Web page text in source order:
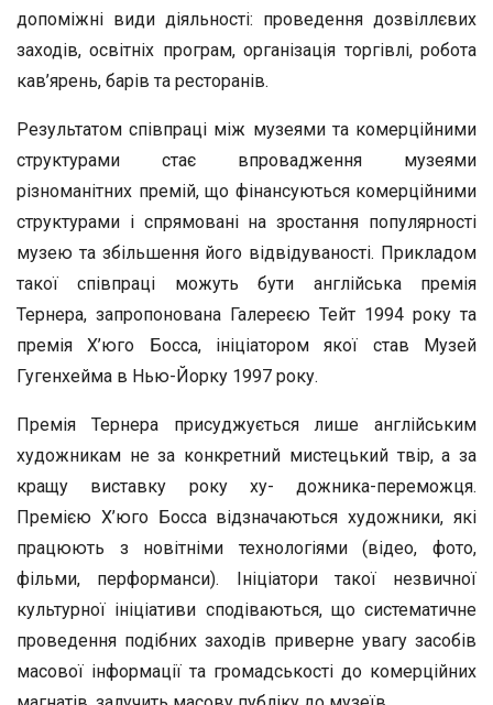
допоміжні види діяльності: проведення дозвіллєвих
заходів, освітніх програм, організація торгівлі, робота
кав’ярень, барів та ресторанів.
Результатом співпраці між музеями та комерційними
структурами стає впровадження музеями
різноманітних премій, що фінансуються комерційними
структурами і спрямовані на зростання популярності
музею та збільшення його відвідуваності. Прикладом
такої співпраці можуть бути англійська премія
Тернера, запропонована Галереєю Тейт 1994 року та
премія Х’юго Босса, ініціатором якої став Музей
Гугенхейма в Нью-Йорку 1997 року.
Премія Тернера присуджується лише англійським
художникам не за конкретний мистецький твір, а за
кращу виставку року ху- дожника-переможця.
Премією Х’юго Босса відзначаються художники, які
працюють з новітніми технологіями (відео, фото,
фільми, перформанси). Ініціатори такої незвичної
культурної ініціативи сподіваються, що систематичне
проведення подібних заходів приверне увагу засобів
масової інформації та громадськості до комерційних